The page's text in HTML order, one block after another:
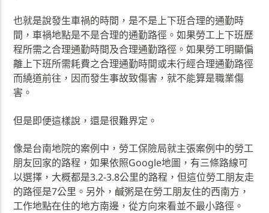
也就是說發生車禍的時間，是不是上下班合理的通勤時
間，車禍地點是不是合理的通勤路徑。如果勞工上下班歷
程所需之合理通勤時間及合理通勤路徑。如果勞工明顯偏
離上下班所需耗費之合理通勤時間或未行經合理通勤路徑
而繞道前往，因而發生事故致傷害，就不能算是職業傷
害。
但是即便這樣說，還是很難界定。
像是台南地院的案例中，勞工保險局就主張案例中的勞工
朋友回家的路程，如果依照Google地圖，有三條路線可
以選擇，大概都是3.2-3.8公里的路程，但這位勞工朋友走
的路徑是7公里。另外，鹹粥是在勞工朋友住的西南方，
工作地點在住的地方南邊，從方向來看並不最小路徑。